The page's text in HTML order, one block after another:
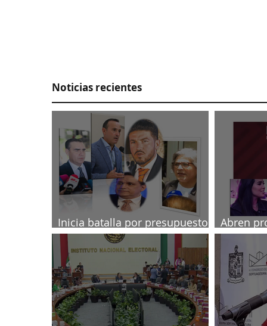
Noticias recientes
Inicia batalla por presupuesto
2027
Abren